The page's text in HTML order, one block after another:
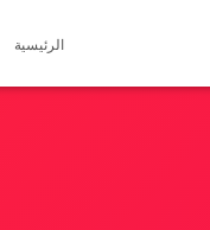
الرئيسية